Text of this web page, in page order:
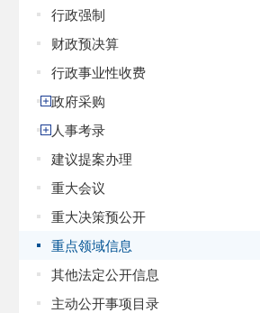
行政强制
财政预决算
行政事业性收费
政府采购
人事考录
建议提案办理
重大会议
重大决策预公开
重点领域信息
其他法定公开信息
主动公开事项目录